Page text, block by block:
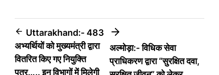
Post
navigation
Uttarakhand:- 483
अभ्यर्थियों को मुख्यमंत्री द्वारा
वितरित किए गए नियुक्ति
पत्र….. इन विभागों में मिलेगी
अल्मोड़ा:- विधिक सेवा
प्राधिकरण द्वारा “सुरक्षित दवा,